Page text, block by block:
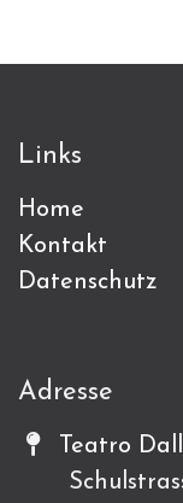
Links
Home
Kontakt
Datenschutz
Adresse
Teatro